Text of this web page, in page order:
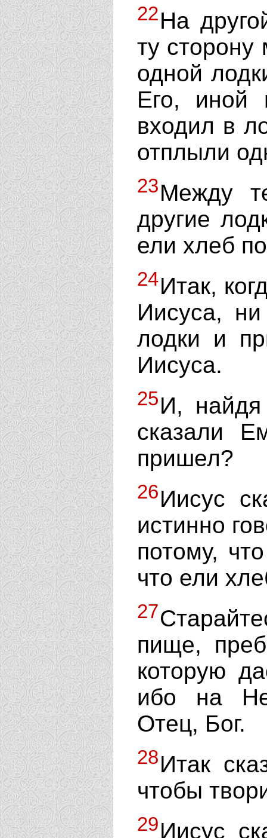
22На
ту
одной
Его,
входил в
отплыли
23Между
другие
ели хлеб
24Итак,
Иисуса,
лодки и
Иисуса.
25И,
сказали
пришел?
26Иисус
истинно
потому,
что ели
27
пище,
которую
ибо на
Отец, Бог.
28Итак
чтобы
29Иисус